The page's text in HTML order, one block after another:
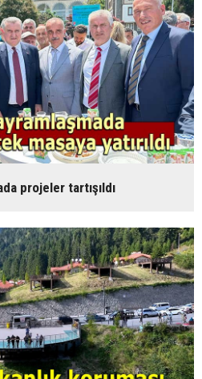
projeler tartışıldı